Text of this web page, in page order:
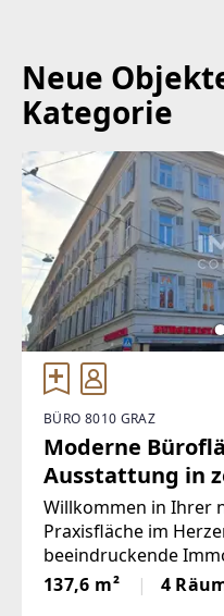
TELEFON
01/2632555
WEBSITE
http://
office@austriareal.com
Neue
Kategorie
BÜRO 8010 GRAZ
Moderne
Ausstattung in
Radetzkystraße
Willkommen in Ihrer
Praxisfläche im
beeindruckende
Steiermark, bietet
erstklassige Lage,
137,6 m² 4